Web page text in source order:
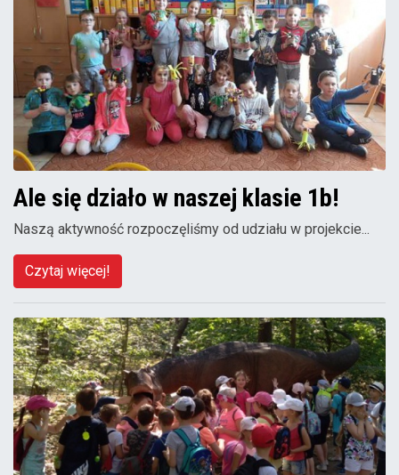
Ale się działo w naszej klasie 1b!
Naszą aktywność rozpoczęliśmy od udziału w projekcie...
Czytaj więcej!